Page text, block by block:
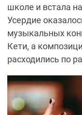
школе и встала
Усердие
музыкальных
Кети, а
расходились по